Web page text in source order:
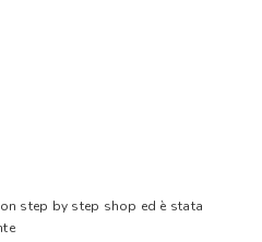
step by step shop ed è stata